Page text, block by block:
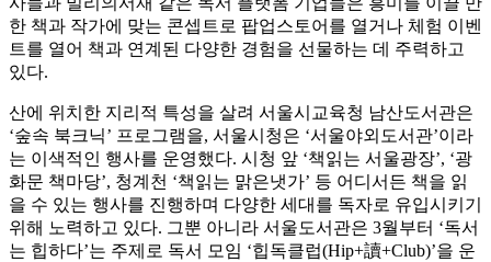
한 책과 작가에 맞는 콘셉트로 팝업스토어를 열거나 체험 이벤
트를 열어 책과 연계된 다양한 경험을 선물하는 데 주력하고
있다.
산에 위치한 지리적 특성을 살려 서울시교육청 남산도서관은
‘숲속 북크닉’ 프로그램을, 서울시청은 ‘서울야외도서관’이라
는 이색적인 행사를 운영했다. 시청 앞 ‘책읽는 서울광장’, ‘광
화문 책마당’, 청계천 ‘책읽는 맑은냇가’ 등 어디서든 책을 읽
을 수 있는 행사를 진행하며 다양한 세대를 독자로 유입시키기
위해 노력하고 있다. 그뿐 아니라 서울도서관은 3월부터 ‘독서
는 힙하다’는 주제로 독서 모임 ‘힙독클럽(Hip+讀+Club)’을 운